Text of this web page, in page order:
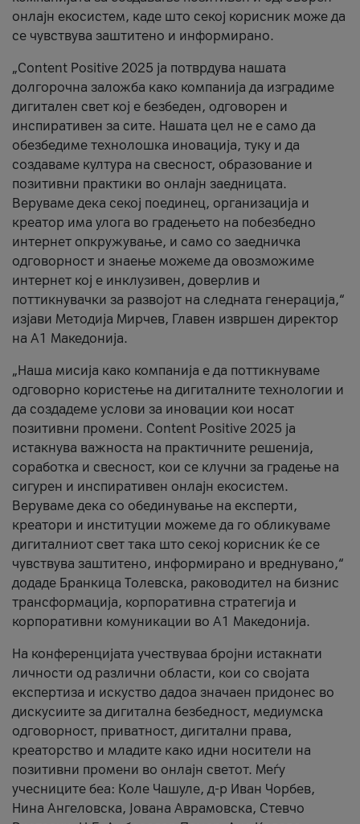
онлајн екосистем, каде што секој корисник може да
се чувствува заштитено и информирано.
„Content Positive 2025 ја потврдува нашата
долгорочна заложба како компанија да изградиме
дигитален свет кој е безбеден, одговорен и
инспиративен за сите. Нашата цел не е само да
обезбедиме технолошка иновација, туку и да
создаваме култура на свесност, образование и
позитивни практики во онлајн заедницата.
Веруваме дека секој поединец, организација и
креатор има улога во градењето на побезбедно
интернет опкружување, и само со заедничка
одговорност и знаење можеме да овозможиме
интернет кој е инклузивен, доверлив и
поттикнувачки за развојот на следната генерација,“
изјави Методија Мирчев, Главен извршен директор
на А1 Македонија.
„Наша мисија како компанија е да поттикнуваме
одговорно користење на дигиталните технологии и
да создадеме услови за иновации кои носат
позитивни промени. Content Positive 2025 ја
истакнува важноста на практичните решенија,
соработка и свесност, кои се клучни за градење на
сигурен и инспиративен онлајн екосистем.
Веруваме дека со обединување на експерти,
креатори и институции можеме да го обликуваме
дигиталниот свет така што секој корисник ќе се
чувствува заштитено, информирано и вреднувано,“
додаде Бранкица Толевска, раководител на бизнис
трансформација, корпоративна стратегија и
корпоративни комуникации во А1 Македонија.
На конференцијата учествуваа бројни истакнати
личности од различни области, кои со својата
експертиза и искуство дадоа значаен придонес во
дискусиите за дигитална безбедност, медиумска
одговорност, приватност, дигитални права,
креаторство и младите како идни носители на
позитивни промени во онлајн светот. Меѓу
учесниците беа: Коле Чашуле, д-р Иван Чорбев,
Нина Ангеловска, Јована Аврамовска, Стевчо